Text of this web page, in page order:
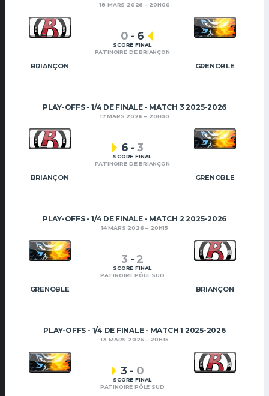
18 MARS 2026 20H00
BRIANÇON GRENOBLE
0 - 6
SCORE FINAL
PATINOIRE DE BRIANÇON
PLAY-OFFS - 1/4 DE FINALE - MATCH 3 2025-2026
17 MARS 2026 20H00
BRIANÇON GRENOBLE
6 -3
SCORE FINAL
PATINOIRE DE BRIANÇON
PLAY-OFFS - 1/4 DE FINALE - MATCH 2 2025-2026
14 MARS 2026 20H15
GRENOBLE BRIANÇON
3 - 2
SCORE FINAL
PATINOIRE PÔLE SUD
PLAY-OFFS - 1/4 DE FINALE - MATCH 1 2025-2026
13 MARS 2026 20H15
3 - 0
SCORE FINAL
PATINOIRE PÔLE SUD